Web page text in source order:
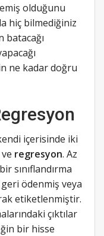
olduğunu
hiç bilmediğiniz
ne kadar doğru
içerisinde iki
ve regresyon. Az
sınıflandırma
geri ödenmiş veya
etiketlenmiştir.
çıktılar
bir hisse